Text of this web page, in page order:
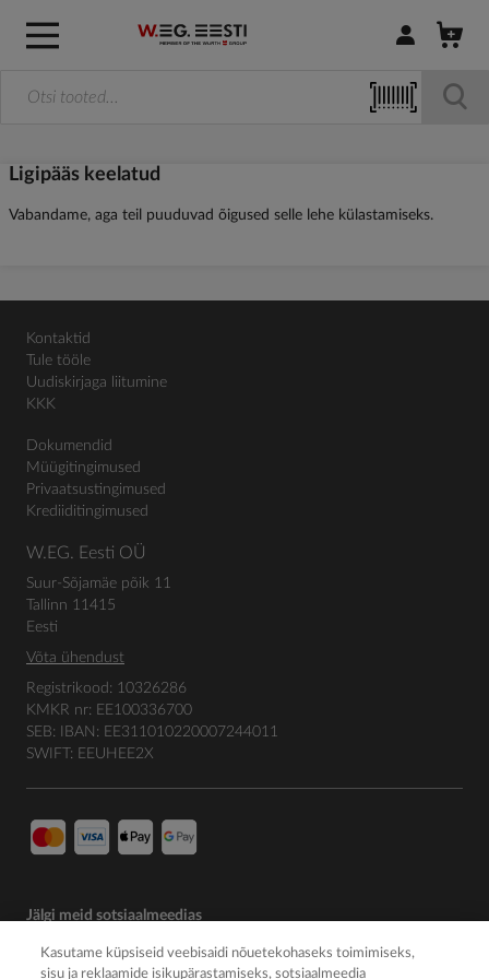
Logi sisse /
Ligipääs keelatud
Vabandame, aga teil puuduvad õigused selle lehe külastamiseks.
Kontaktid
Tule tööle
Uudiskirjaga liitumine
KKK
Dokumendid
Müügitingimused
Privaatsustingimused
Krediiditingimused
W.EG. Eesti OÜ
Suur-Sõjamäe põik 11
Tallinn 11415
Eesti
Võta ühendust
Registrikood: 10326286
KMKR nr: EE100336700
SEB: IBAN: EE311010220007244011
SWIFT: EEUHEE2X
Jälgi meid sotsiaalmeedias
Kasutame küpsiseid veebisaidi nõuetekohaseks toimimiseks,
sisu ja reklaamide isikupärastamiseks, sotsiaalmeedia